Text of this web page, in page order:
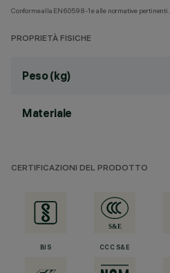
Conforme alla EN60598-1 e alle normative pertinenti.
PROPRIETÀ FISICHE
Peso (kg)
Materiale
CERTIFICAZIONI DEL PRODOTTO
BIS CCC S&E